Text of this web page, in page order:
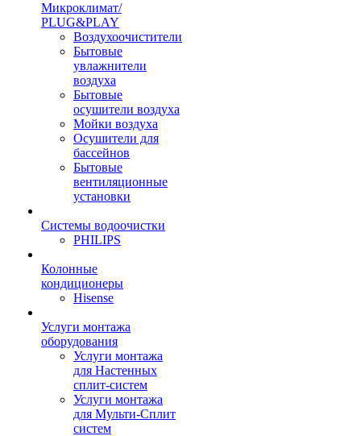
Микроклимат/
PLUG&PLAY
Воздухоочистители
Бытовые
увлажнители
воздуха
Бытовые
осушители воздуха
Мойки воздуха
Осушители для
бассейнов
Бытовые
вентиляционные
установки
Системы водоочистки
PHILIPS
Колонные
кондиционеры
Hisense
Услуги монтажа
оборудования
Услуги монтажа
для Настенных
сплит-систем
Услуги монтажа
для Мульти-Сплит
систем